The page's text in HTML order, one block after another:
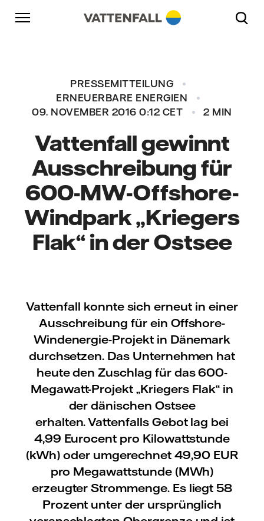
Überspringen
Zurück zur Hauptnavigation
Gehe zur Fußzeile
PRESSEMITTEILUNG
ERNEUERBARE ENERGIEN
09. NOVEMBER 2016 0:12 CET
2 MIN
Vattenfall gewinnt
Ausschreibung für
600-MW-Offshore-
Windpark „Kriegers
Flak“ in der Ostsee
Vattenfall konnte sich erneut in einer
Ausschreibung für ein Offshore-
Windenergie-Projekt in Dänemark
durchsetzen. Das Unternehmen hat
heute den Zuschlag für das 600-
Megawatt-Projekt „Kriegers Flak“ in
der dänischen Ostsee
erhalten. Vattenfalls Gebot lag bei
4,99 Eurocent pro Kilowattstunde
(kWh) oder umgerechnet 49,90 EUR
pro Megawattstunde (MWh)
erzeugter Strommenge. Es liegt 58
Prozent unter der ursprünglich
Zurück zur Hauptnavigation